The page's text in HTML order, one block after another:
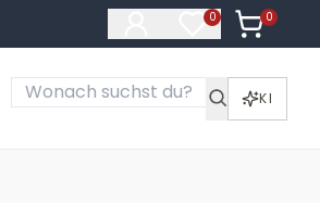
0
Artikel im
0
Artikel
KI